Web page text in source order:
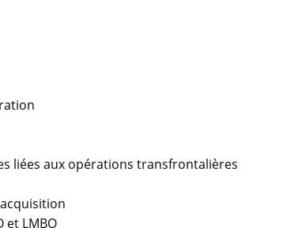
liées aux opérations transfrontalières
et LMBO